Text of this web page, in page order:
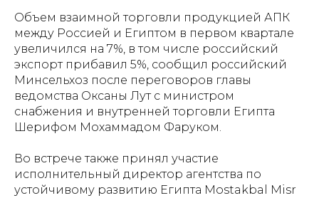
Объем взаимной торговли продукцией АПК
между Россией и Египтом в первом квартале
увеличился на 7%, в том числе российский
экспорт прибавил 5%, сообщил российский
Минсельхоз после переговоров главы
ведомства Оксаны Лут с министром
снабжения и внутренней торговли Египта
Шерифом Мохаммадом Фаруком.
Во встрече также принял участие
исполнительный директор агентства по
устойчивому развитию Египта Mostakbal Misr